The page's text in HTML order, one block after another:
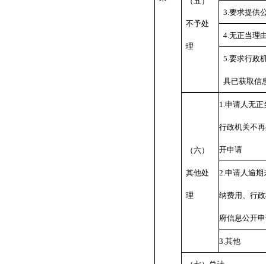
不予处
理
3.要求提供
4.无正当理
5.要求行政
具已获取信
（六）
其他处
理
1.申请人无正
行政机关不
开申请
2.申请人逾期
纳费用、行
府信息公开
3.其他